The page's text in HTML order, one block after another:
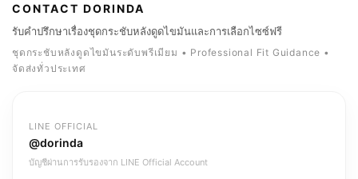
CONTACT DORINDA
รับคำปรึกษาเรื่องชุดกระชับหลังดูดไขมันและการเลือกไซซ์ฟรี
ชุดกระชับหลังดูดไขมันระดับพรีเมียม • Professional Fit Guidance •
จัดส่งทั่วประเทศ
LINE OFFICIAL
@dorinda
บัญชีผ่านการรับรองจาก LINE Official Account